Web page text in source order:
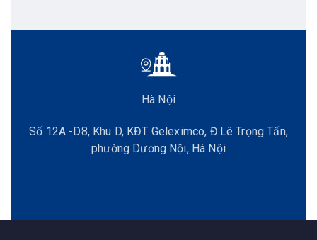
Hà Nội
Số 12A -D8, Khu D, KĐT Geleximco, Đ.Lê Trọng Tấn,
phường Dương Nội, Hà Nội